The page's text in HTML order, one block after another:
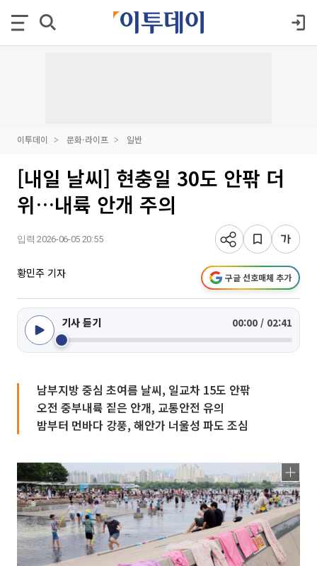
이투데이 문화·라이프 일반
[내일 날씨] 현충일 30도 안팎 더
위…내륙 안개 주의
입력 2026-06-05 20:55
황민주 기자 구글 선호매체 추가
기사 듣기 00:00 / 02:41
남부지방 중심 초여름 날씨, 일교차 15도 안팎
오전 중부내륙 짙은 안개, 교통안전 유의
밤부터 먼바다 강풍, 해안가 너울성 파도 조심